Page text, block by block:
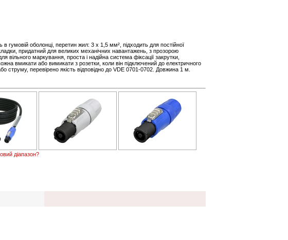
в гумовій оболонці, перетин жил: 3 x 1,5 мм², підходить для постійної
придатний для великих механічних навантажень, з прозорою
вільного маркування, проста і надійна система фіксації закрутки,
вмикати або вимикати з розетки, коли він підключений до електричного
струму, перевірено якість відповідно до VDE 0701-0702. Довжина 1 м.
діапазон?